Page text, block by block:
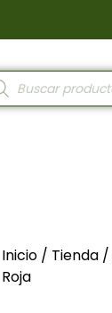
Inicio / Tienda /
Roja